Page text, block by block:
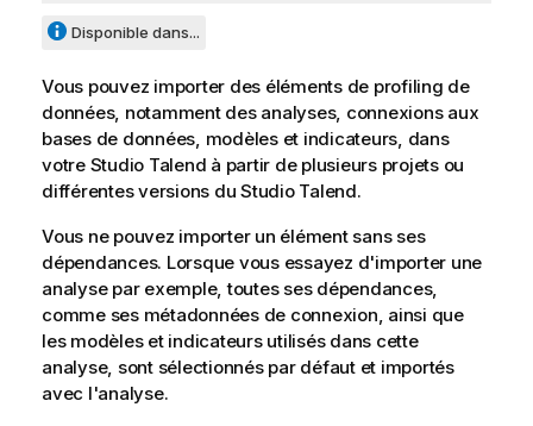
Disponible dans...
Vous pouvez importer des éléments de profiling de
données, notamment des analyses, connexions aux
bases de données, modèles et indicateurs, dans
votre Studio Talend à partir de plusieurs projets ou
différentes versions du Studio Talend.
Vous ne pouvez importer un élément sans ses
dépendances. Lorsque vous essayez d'importer une
analyse par exemple, toutes ses dépendances,
comme ses métadonnées de connexion, ainsi que
les modèles et indicateurs utilisés dans cette
analyse, sont sélectionnés par défaut et importés
avec l'analyse.